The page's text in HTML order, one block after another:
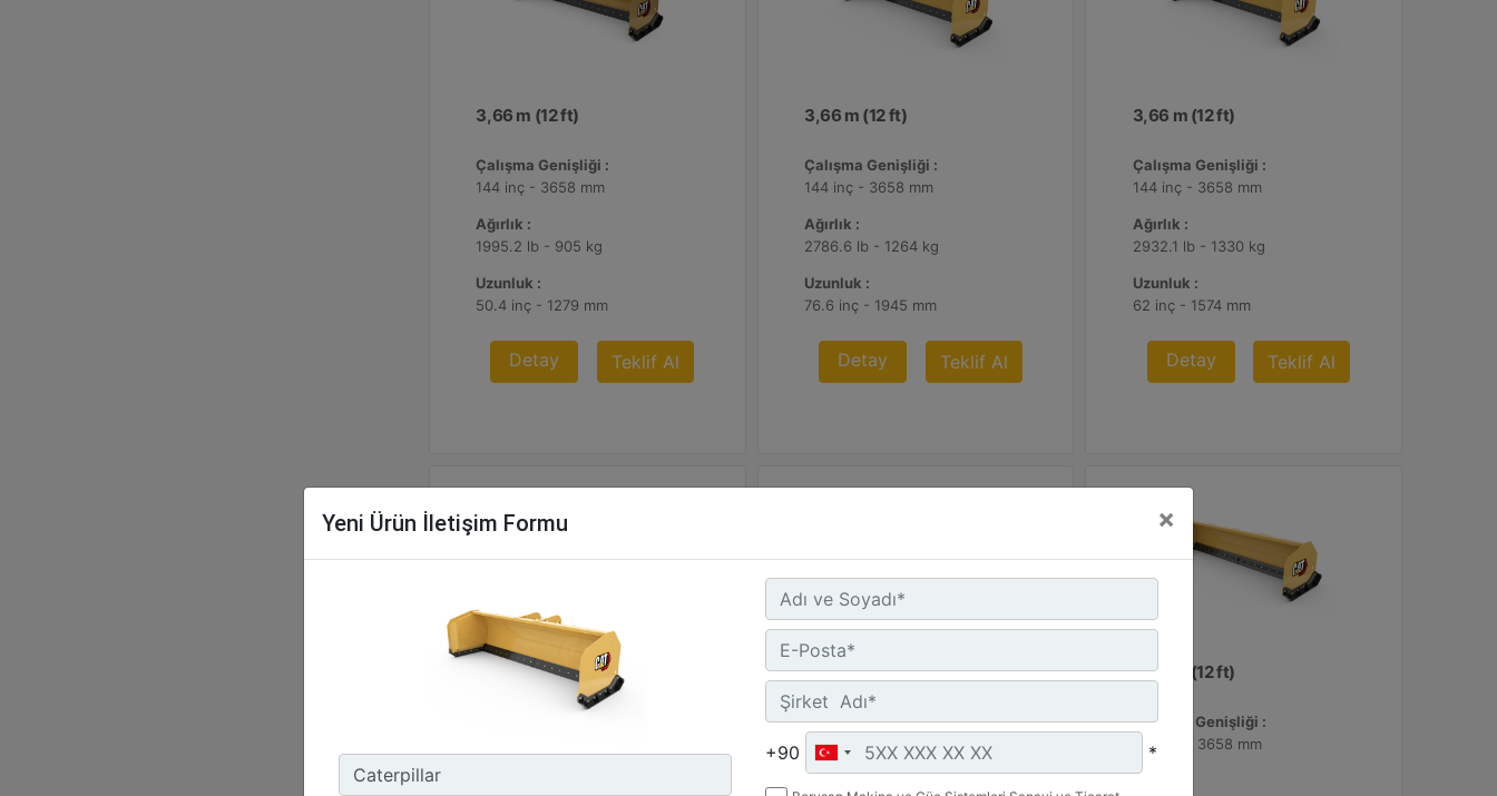
3,66 m (12 ft)
Çalışma Genişliği :
144 inç - 3658 mm
Ağırlık :
1995.2 lb - 905 kg
Uzunluk :
50.4 inç - 1279 mm
Detay Teklif Al
3,66 m (12 ft)
Çalışma Genişliği :
144 inç - 3658 mm
Ağırlık :
2786.6 lb - 1264 kg
Uzunluk :
76.6 inç - 1945 mm
Detay Teklif Al
3,66 m (12 ft)
Çalışma Genişliği :
144 inç - 3658 mm
Ağırlık :
2932.1 lb - 1330 kg
Uzunluk :
62 inç - 1574 mm
Detay Teklif Al
3,66 m (12 ft) 3,66 m (12 ft)
Çalışma Genişliği :
144 inç - 3658 mm
3,66 m (12 ft)
Çalışma Genişliği :
144 inç - 3658 mm
Yeni Ürün İletişim Formu ×
+90 *